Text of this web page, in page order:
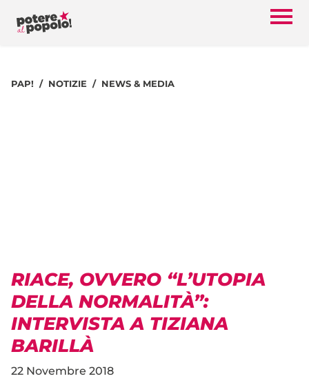
PAP! NOTIZIE NEWS & MEDIA
RIACE, OVVERO “L’UTOPIA
DELLA NORMALITÀ”:
INTERVISTA A TIZIANA
BARILLÀ
22 Novembre 2018